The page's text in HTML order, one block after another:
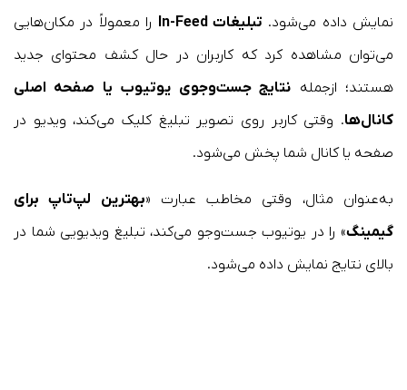
نمایش داده می‌شود. تبلیغات In-Feed
را معمولاً در مکان‌هایی
می‌توان مشاهده کرد که کاربران در حال کشف محتوای جدید
هستند؛ ازجمله نتایج جست‌وجوی یوتیوب یا صفحه اصلی
کانال‌ها. وقتی کاربر روی تصویر تبلیغ کلیک می‌کند، ویدیو در
صفحه یا کانال شما پخش می‌شود.
به‌عنوان مثال، وقتی مخاطب عبارت «بهترین لپ‌تاپ برای
گیمینگ» را در یوتیوب جست‌وجو می‌کند، تبلیغ ویدیویی شما در
بالای نتایج نمایش داده می‌شود.